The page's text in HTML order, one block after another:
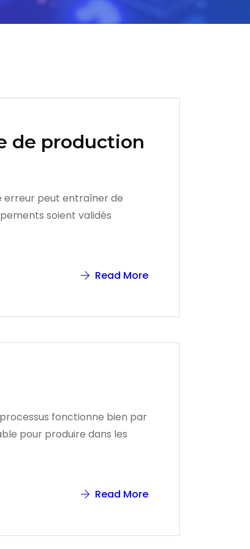
de production
erreur peut entraîner de
soient validés
Read More
fonctionne bien par
pour produire dans les
Read More